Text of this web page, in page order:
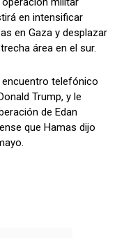
en intensificar
en Gaza y desplazar
área en el sur.
encuentro telefónico
Trump, y le
de Edan
que Hamas dijo